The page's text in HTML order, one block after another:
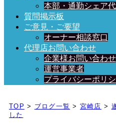
本部・通勤シェア
質問掲示板
ご意見・ご要望
オーナー相談窓口
代理店お問い合わせ
企業様お問い合わせ
運営事業者
プライバシーポリ
日々、ブログを更新中！
TOP > ブログ一覧 > 宮崎店 >
した